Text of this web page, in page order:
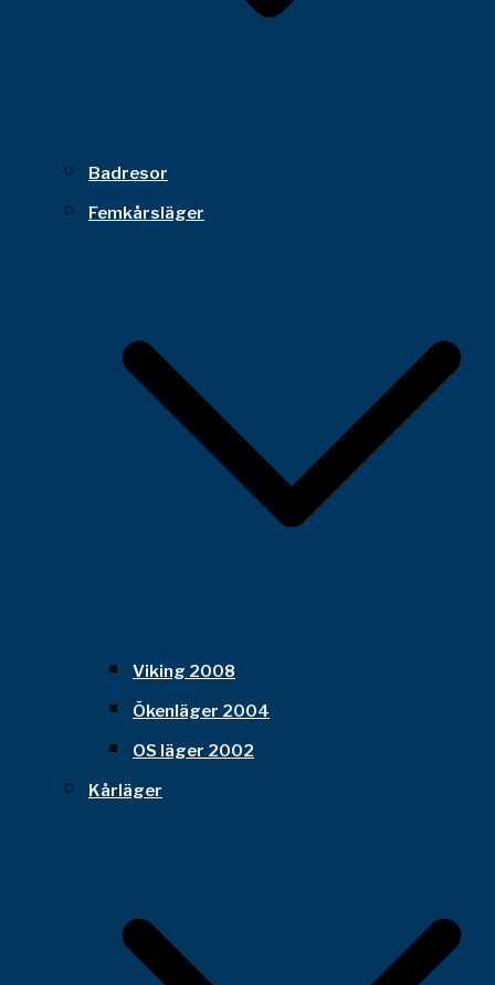
Badresor
Femkårsläger
Viking 2008
Ökenläger 2004
OS läger 2002
Kårläger